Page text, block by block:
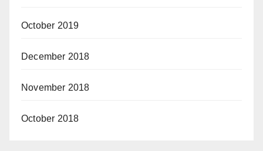
October 2019
December 2018
November 2018
October 2018